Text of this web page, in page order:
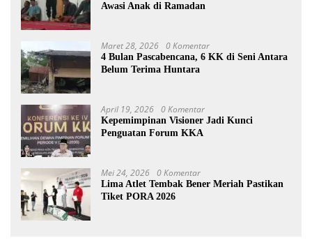
Awasi Anak di Ramadan
Maret 28, 2026 0 Komentar
4 Bulan Pascabencana, 6 KK di Seni Antara
Belum Terima Huntara
April 19, 2026 0 Komentar
Kepemimpinan Visioner Jadi Kunci
Penguatan Forum KKA
Mei 24, 2026 0 Komentar
Lima Atlet Tembak Bener Meriah Pastikan
Tiket PORA 2026